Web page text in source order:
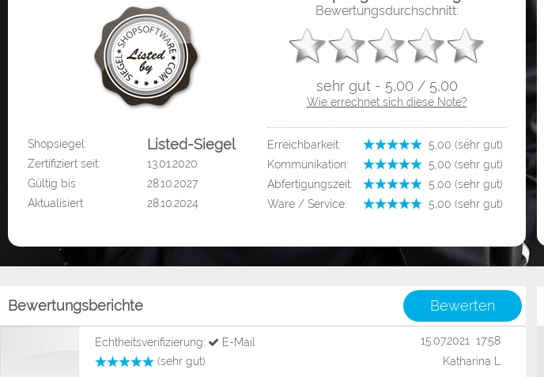
Shopsiegel: Listed-Siegel
Zertifiziert seit:
13.01.2020
Gültig bis
28.10.2027
Aktualisiert
28.10.2024
Bewertungsdurchschnitt:
sehr gut - 5,00 / 5,00
Wie errechnet sich diese Note?
Erreichbarkeit:
­ 5,00 (sehr gut)
Kommunikation:
­ 5,00 (sehr gut)
Abfertigungszeit:
­ 5,00 (sehr gut)
Ware / Service:
­ 5,00 (sehr gut)
Bewertungsberichte Bewerten
(sehr gut) Katharina L
15.07.2021 17:58
Echtheitsverifizierung: E-Mail